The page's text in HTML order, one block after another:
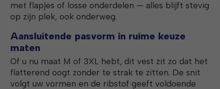
met flapjes of losse onderdelen — alles blijft stevig
op zijn plek, ook onderweg.
Aansluitende pasvorm in ruime keuze
maten
Of u nu maat M of 3XL hebt, dit vest zit zo dat het
flatterend oogt zonder te strak te zitten. De snit
volgt uw vormen en de ribstof geeft voldoende